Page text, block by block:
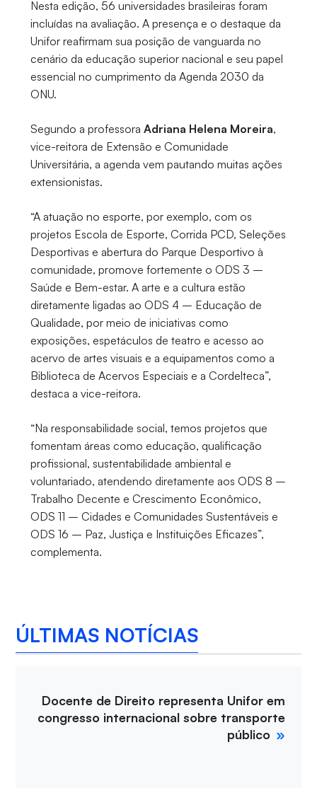
Nesta edição, 56 universidades brasileiras foram
incluídas na avaliação. A presença e o destaque da
Unifor reafirmam sua posição de vanguarda no
cenário da educação superior nacional e seu papel
essencial no cumprimento da Agenda 2030 da
ONU.
Segundo a professora Adriana Helena Moreira,
vice-reitora de Extensão e Comunidade
Universitária, a agenda vem pautando muitas ações
extensionistas.
“A atuação no esporte, por exemplo, com os
projetos Escola de Esporte, Corrida PCD, Seleções
Desportivas e abertura do Parque Desportivo à
comunidade, promove fortemente o ODS 3 –
Saúde e Bem-estar. A arte e a cultura estão
diretamente ligadas ao ODS 4 – Educação de
Qualidade, por meio de iniciativas como
exposições, espetáculos de teatro e acesso ao
acervo de artes visuais e a equipamentos como a
Biblioteca de Acervos Especiais e a Cordelteca”,
destaca a vice-reitora.
“Na responsabilidade social, temos projetos que
fomentam áreas como educação, qualificação
profissional, sustentabilidade ambiental e
voluntariado, atendendo diretamente aos ODS 8 –
Trabalho Decente e Crescimento Econômico,
ODS 11 – Cidades e Comunidades Sustentáveis e
ODS 16 – Paz, Justiça e Instituições Eficazes”,
complementa.
ÚLTIMAS NOTÍCIAS
Docente de Direito representa Unifor em
congresso internacional sobre transporte
público